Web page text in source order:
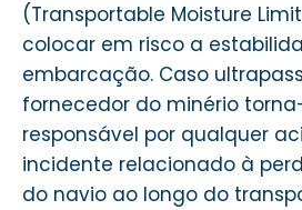
(Transportable Moisture
colocar em risco a
embarcação. Caso
fornecedor do minério
responsável por qualquer
incidente relacionado à
do navio ao longo do